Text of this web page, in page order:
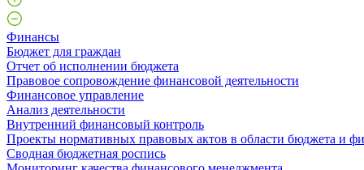
Финансы
Бюджет для граждан
Отчет об исполнении бюджета
Правовое сопровождение финансовой деятельности
Финансовое управление
Анализ деятельности
Внутренний финансовый контроль
Проекты нормативных правовых актов в области бюджета и
Сводная бюджетная роспись